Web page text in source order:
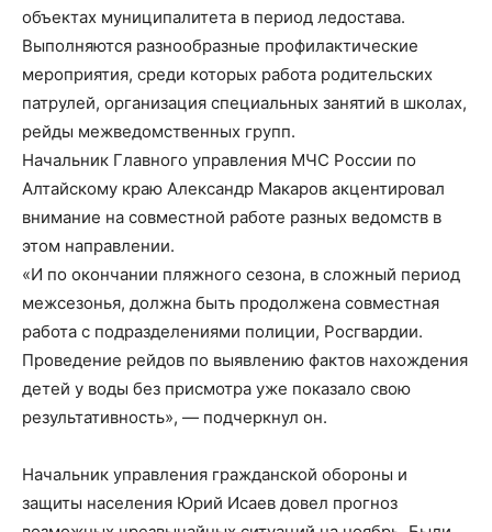
объектах муниципалитета в период ледостава.
Выполняются разнообразные профилактические
мероприятия, среди которых работа родительских
патрулей, организация специальных занятий в школах,
рейды межведомственных групп.
Начальник Главного управления МЧС России по
Алтайскому краю Александр Макаров акцентировал
внимание на совместной работе разных ведомств в
этом направлении.
«И по окончании пляжного сезона, в сложный период
межсезонья, должна быть продолжена совместная
работа с подразделениями полиции, Росгвардии.
Проведение рейдов по выявлению фактов нахождения
детей у воды без присмотра уже показало свою
результативность», — подчеркнул он.
Начальник управления гражданской обороны и
защиты населения Юрий Исаев довел прогноз